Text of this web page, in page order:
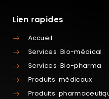
Lien rapides
Accueil
Services Bio-médical
Services Bio-pharma
Produits médicaux
Produits